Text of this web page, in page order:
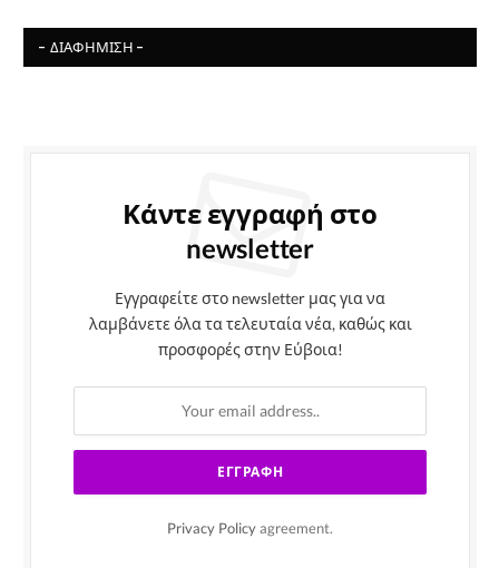
- ΔΙΑΦΉΜΙΣΗ -
Κάντε εγγραφή στο
newsletter
Εγγραφείτε στο newsletter μας για να
λαμβάνετε όλα τα τελευταία νέα, καθώς και
προσφορές στην Εύβοια!
Privacy Policy agreement.